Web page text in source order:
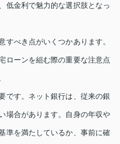
低金利で魅力的な選択肢となっ
すべき点がいくつかあります。
ローンを組む際の重要な注意点
です。ネット銀行は、従来の銀
場合があります。自身の年収や
準を満たしているか、事前に確